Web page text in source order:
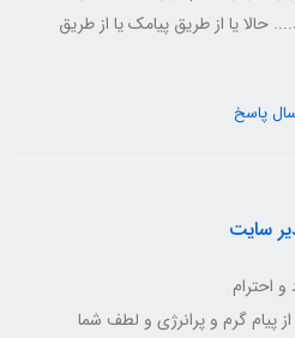
حالا یا از طریق پیامک یا از طریق
پاسخ
سایت
و احترام
پیام گرم و پرانرژی و لطف شما